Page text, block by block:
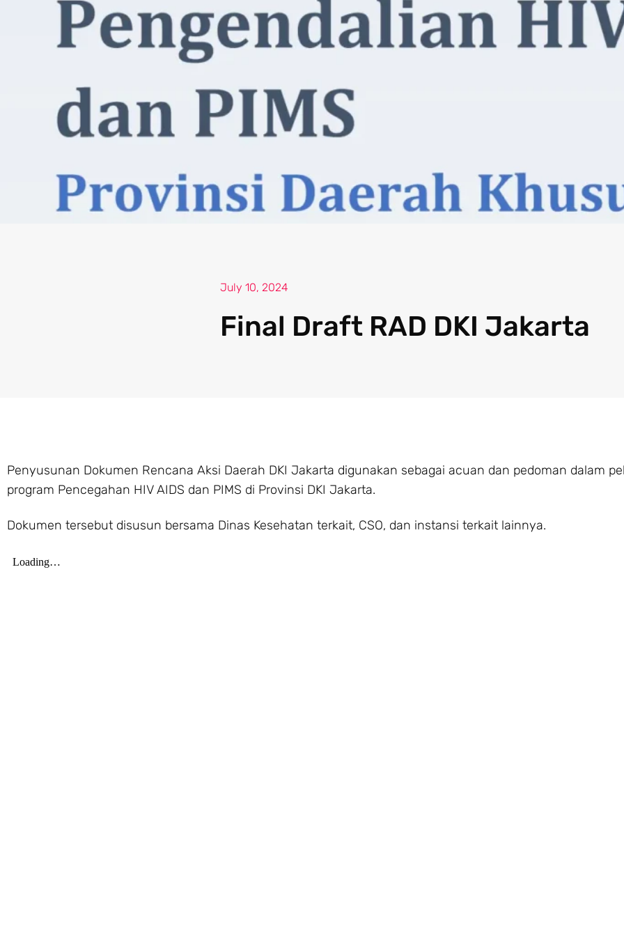
July 10, 2024
Final Draft RAD DKI Jakarta
Penyusunan Dokumen Rencana Aksi Daerah DKI Jakarta digunakan sebagai acuan dan pedoman dalam
program Pencegahan HIV AIDS dan PIMS di Provinsi DKI Jakarta.
Dokumen tersebut disusun bersama Dinas Kesehatan terkait, CSO, dan instansi terkait lainnya.